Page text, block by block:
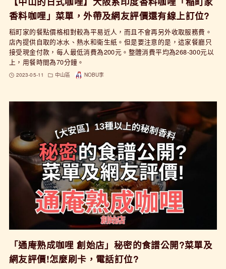
香料咖哩」菜單，外帶及網友評價還有線上訂位?
稻町家的餐點價格相對較為平易近人，而且不會再另外收取服務費。
店內提供自取的冰水、熱水和衛生紙。但是要注意的是，這家餐廳只
接受現金付款，每人最低消費為200元。整體消費平均為268-300元以
上，用餐時間為70分鐘。
2023-05-11 中山區 NOBU李
「通庵熟成咖哩 創始店」秘密的食譜公開?菜單及
網友評價!怎麼刷卡，電話訂位?